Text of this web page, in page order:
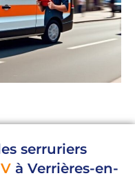
serruriers
à Verrières-en-